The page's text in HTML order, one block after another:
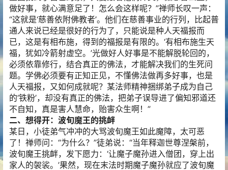
做好事，就心满意足了！怎么会这样呢？”禅师长叹一声：
“这就是‘慈善依附佛教者’。他们在慈善事业的行列，比起普
通人来说已经是很好的行为了，只能说是种人天福报而
已，这是有相布施，得到的福报是有限的。‘有相布施生天
福，犹如冷箭射虚空。’光做好人好事是不能解脱轮回的，
必须依靠修行，结合真正的佛法，才能解决我们的生死问
题。学佛必须要有正知正见，不懂佛法做再多好事，也是
人天福报，又如何成就呢？某法师精神捆绑弟子成为自己
的‘铁粉’，却没有真正的佛法，把弟子误导进了偏知邪道还
不自知，真是害人慧命，贻害众生啊！”
二、想得开：波旬魔王的挑衅
某日，小徒弟气冲冲的大骂波旬魔王如此魔障，太可恶
了！禅师问：“为什么？”徒弟说：“当年释迦世尊涅槃前，
波旬魔王挑衅，发下愿力：‘让魔子魔孙进入僧团，穿上出
家人的袈裟。’果然，现在末法时期魔子魔孙就应了波旬魔